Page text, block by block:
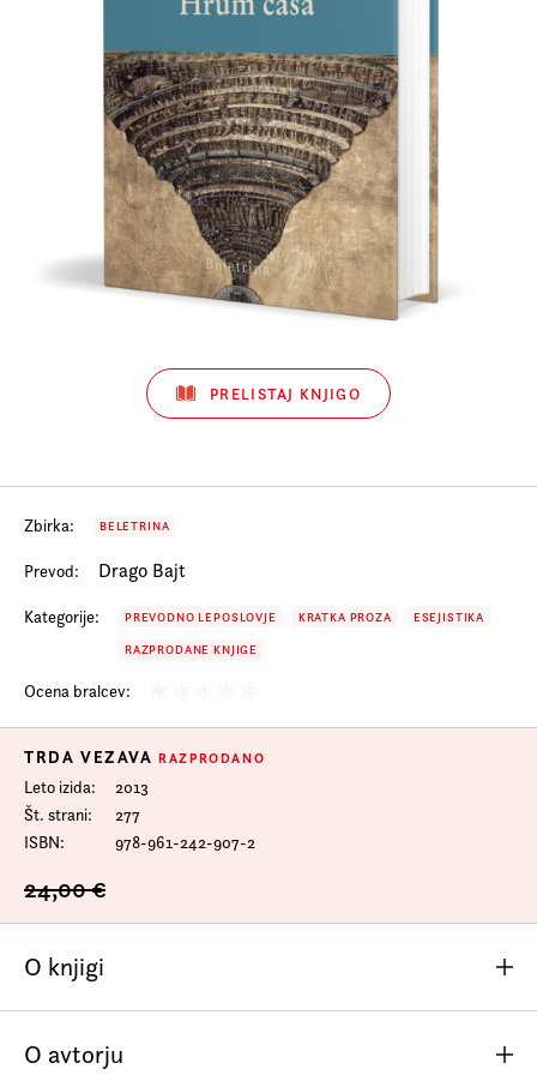
Prijava na e-novice
Foreign Rights
PRELISTAJ KNJIGO
Zbirka: BELETRINA
Prevod: Drago Bajt
Kategorije: PREVODNO LEPOSLOVJE KRATKA PROZA ESEJISTIKA
RAZPRODANE KNJIGE
Ocena bralcev:
TRDA VEZAVARAZPRODANO
Leto izida
2013
Št. strani
277
ISBN
978-961-242-907-2
24,00 €
O knjigi
Hrum časa
O avtorju